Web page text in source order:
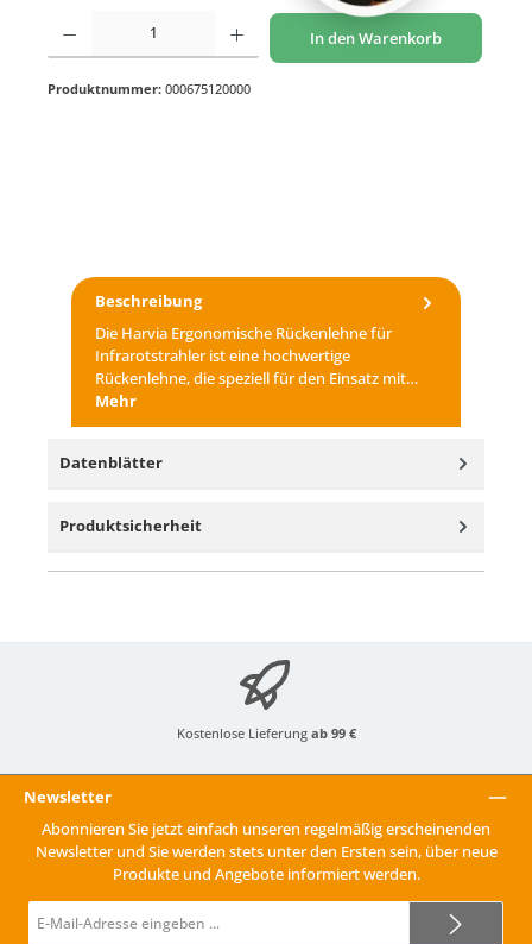
Produkt Anzahl: Gib den gewünschten Wert ein oder benutze die Schaltflächen um
In den Warenkorb
Produktnummer: 000675120000
Beschreibung
Die Harvia Ergonomische Rückenlehne für
Infrarotstrahler ist eine hochwertige
Rückenlehne, die speziell für den Einsatz mit…
Mehr
Datenblätter
Produktsicherheit
Kostenlose Lieferung ab 99 €
Newsletter
Abonnieren Sie jetzt einfach unseren regelmäßig erscheinenden
Newsletter und Sie werden stets unter den Ersten sein, über neue
Produkte und Angebote informiert werden.
Mail-